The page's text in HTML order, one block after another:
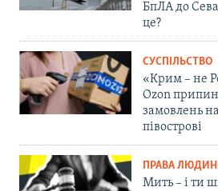
БпЛА до
це?
СУСПІЛЬСТВО
«Крим – не
Ozon
замовлень
півострові
ПРАВА
Мить – і ти